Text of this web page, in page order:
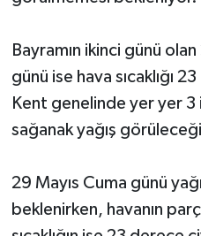
Bayramın ikinci günü
günü ise hava sıcaklığı
Kent genelinde yer yer 3
sağanak yağış
29 Mayıs Cuma günü
beklenirken, havanın